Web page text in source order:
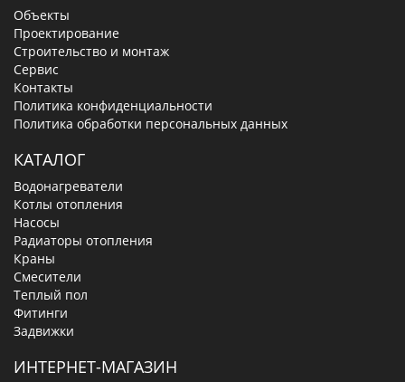
Объекты
Проектирование
Строительство и монтаж
Сервис
Контакты
Политика конфиденциальности
Политика обработки персональных данных
КАТАЛОГ
Водонагреватели
Котлы отопления
Насосы
Радиаторы отопления
Краны
Смесители
Теплый пол
Фитинги
Задвижки
ИНТЕРНЕТ-МАГАЗИН